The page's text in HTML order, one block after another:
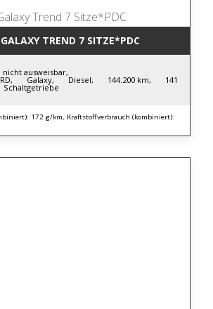
TREND 7 SITZE*PDC
nicht ausweisbar,
Galaxy, Diesel, 144.200 km, 141
Schaltgetriebe
172 g/km, Kraftstoffverbrauch (kombiniert):